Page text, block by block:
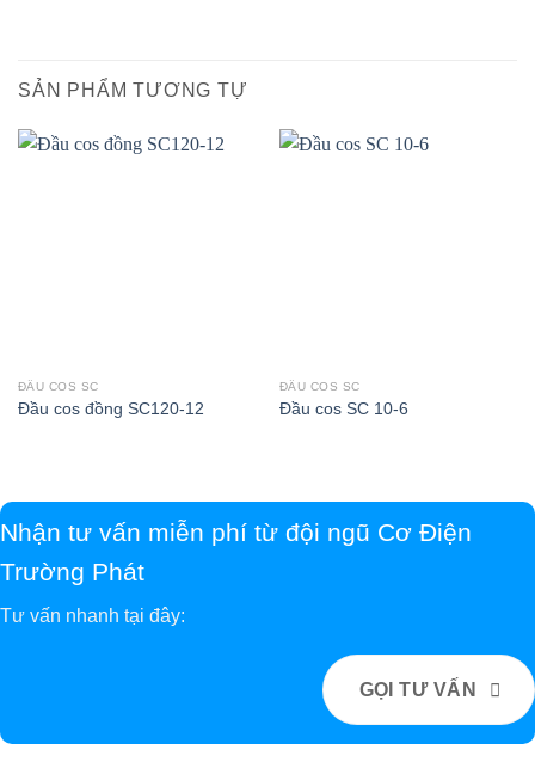
SẢN PHẨM TƯƠNG TỰ
ĐẦU COS SC
Đầu cos đồng SC120-12
ĐẦU COS SC
Đầu cos SC 10-6
Nhận tư vấn miễn phí từ đội ngũ Cơ Điện
Trường Phát
Tư vấn nhanh tại đây:
GỌI TƯ VẤN